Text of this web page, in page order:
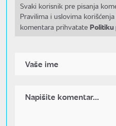
Svaki korisnik pre pisanja
Pravilima i uslovima
komentara prihvatate Politiku